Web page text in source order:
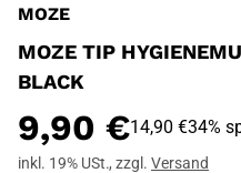
MOZE
MOZE TIP
BLACK
9,90 €14,90 €34%
inkl. 19% USt., zzgl. Versand